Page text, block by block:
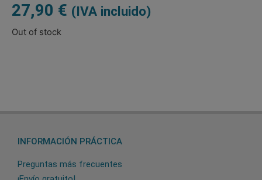
27,90 € (IVA incluido)
Out of stock
INFORMACIÓN PRÁCTICA
Preguntas más frecuentes